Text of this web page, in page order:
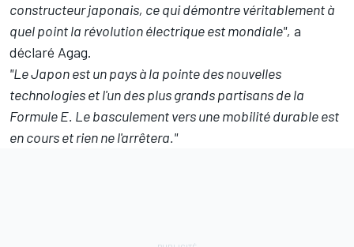
constructeur japonais, ce qui démontre véritablement à
quel point la révolution électrique est mondiale", a
déclaré Agag.
"Le Japon est un pays à la pointe des nouvelles
technologies et l'un des plus grands partisans de la
Formule E. Le basculement vers une mobilité durable est
en cours et rien ne l'arrêtera."